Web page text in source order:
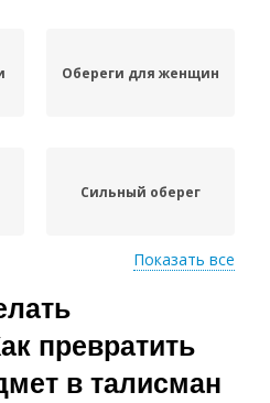
Обереги для женщин
Сильный оберег
Показать все
превратить
в талисман